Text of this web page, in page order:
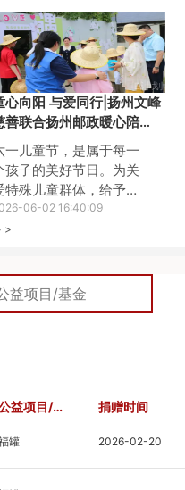
体，讲述了跨越山海、
越岁月的家国深情与信
善良，用小人物，真性
、大情怀带来深刻的思
触动与精神洗礼，为全
党员上了一堂生动鲜
、意蕴深厚的党性教育
。此次红色观影活动，
炼了党员的党性修养，
实了初心使命。扬州文
慈善基金会党支部将汲
心向阳 与爱同行|扬州文峰
善联合扬州邮政暖心陪
“星星孩子”
一儿童节，是属于每一
孩子的美好节日。为关
特殊儿童群体，给予自
症儿童更多陪伴、温暖
社会关怀，今天，扬州
，走进甘泉博爱阳光家
，开展六一儿童节暖心
与邮政工作人员一同来
、静心陪伴，用耐心与
柔贴近这群纯粹善良
06-02 16:40:09
>
公益项目/基金 捐赠时间
罐 2026-02-20